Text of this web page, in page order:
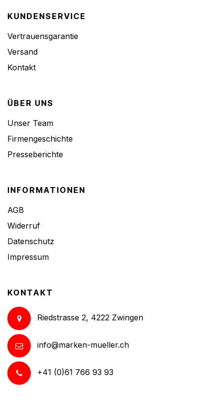
KUNDENSERVICE
Vertrauensgarantie
Versand
Kontakt
ÜBER UNS
Unser Team
Firmengeschichte
Presseberichte
INFORMATIONEN
AGB
Widerruf
Datenschutz
Impressum
KONTAKT
Riedstrasse 2, 4222 Zwingen
info@marken-mueller.ch
+41 (0)61 766 93 93